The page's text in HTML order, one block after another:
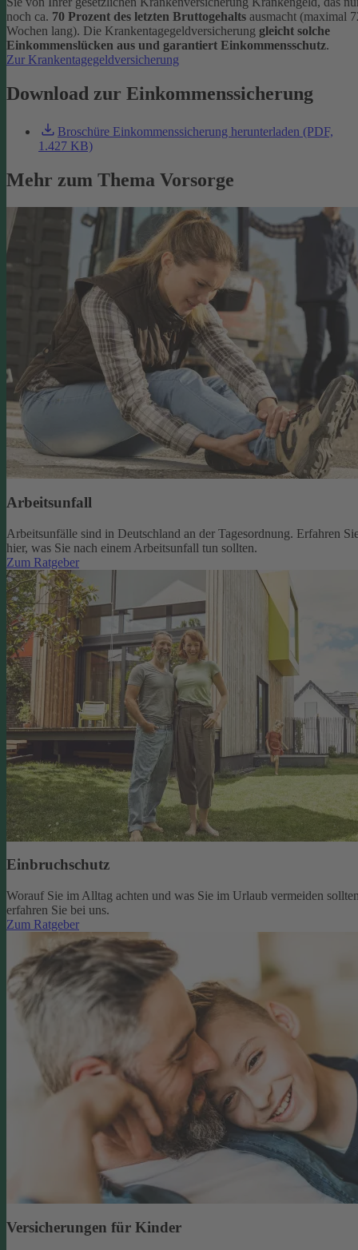
noch ca. 70 Prozent des letzten Bruttogehalts ausmacht (maximal
Wochen lang). Die Krankentagegeldversicherung gleicht solche
Einkommenslücken aus und garantiert Einkommensschutz.
Zur Krankentagegeldversicherung
Download zur Einkommenssicherung
Broschüre Einkommenssicherung herunterladen (PDF,
1.427 KB)
Mehr zum Thema Vorsorge
Arbeitsunfall
Arbeitsunfälle sind in Deutschland an der Tagesordnung. Erfahren
hier, was Sie nach einem Arbeitsunfall tun sollten.
Zum Ratgeber
Einbruchschutz
Worauf Sie im Alltag achten und was Sie im Urlaub vermeiden
erfahren Sie bei uns.
Zum Ratgeber
Versicherungen für Kinder